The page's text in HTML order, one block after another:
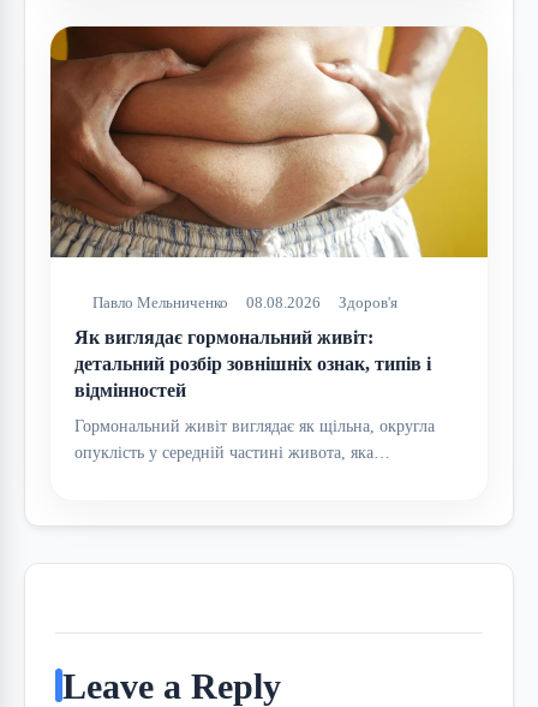
Павло Мельниченко 08.08.2026 Здоров'я
Як виглядає гормональний живіт:
детальний розбір зовнішніх ознак, типів і
відмінностей
Гормональний живіт виглядає як щільна, округла
опуклість у середній частині живота, яка…
Leave a Reply